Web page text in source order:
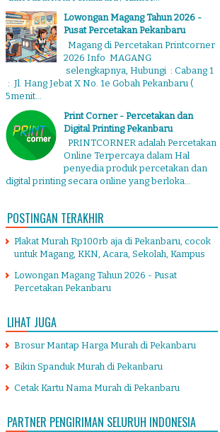
Lowongan Magang Tahun 2026 -
Pusat Percetakan Pekanbaru
Magang di Percetakan Printcorner
2026 Info MAGANG
selengkapnya, Hubungi : Cabang 1
: Jl. Hang Jebat X No. 1e Gobah Pekanbaru (
5menit...
Print Corner - Percetakan dan
Digital Printing Pekanbaru
PRINTCORNER adalah Percetakan
Online Terpercaya dalam Hal
penyedia produk percetakan dan
digital printing secara online yang berloka...
POSTINGAN TERAKHIR
Plakat Murah Rp100rb aja di Pekanbaru, cocok
untuk Magang, KKN, Acara, Sekolah, Kampus
Lowongan Magang Tahun 2026 - Pusat
Percetakan Pekanbaru
LIHAT JUGA
Brosur Mantap Harga Murah di Pekanbaru
Bikin Spanduk Murah di Pekanbaru
Cetak Kartu Nama Murah di Pekanbaru
PARTNER PENGIRIMAN SELURUH INDONESIA